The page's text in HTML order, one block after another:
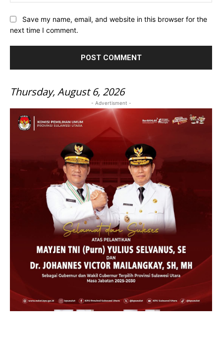
Save my name, email, and website in this browser for the
next time I comment.
Thursday, August 6, 2026
- Advertisment -